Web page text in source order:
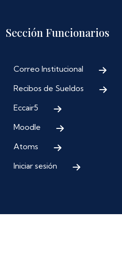
Sección Funcionarios
Correo Institucional
Recibos de Sueldos
Eccair5
Moodle
Atoms
Iniciar sesión